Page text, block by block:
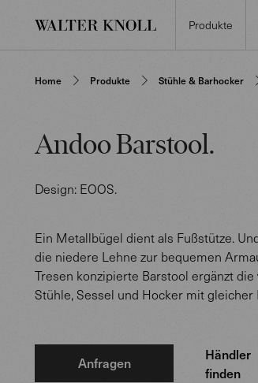
Produkte
Home Produkte Stühle & Barhocker
Andoo Barstool.
Design: EOOS.
Ein Metallbügel dient als Fußstütze.
die niedere Lehne zur bequemen
Tresen konzipierte Barstool ergänzt
Stühle, Sessel und Hocker mit gleicher
Anfragen
Händler
finden